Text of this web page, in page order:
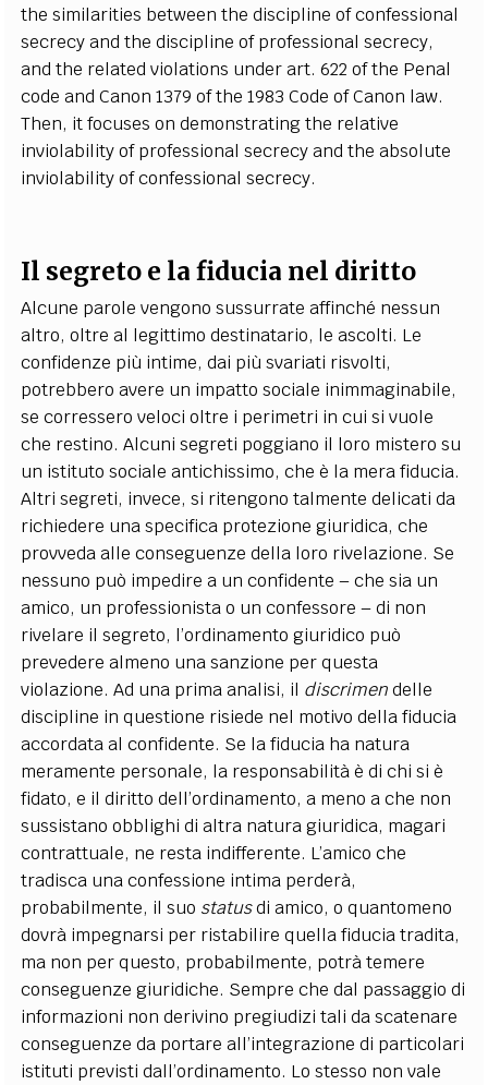
the similarities between the discipline of confessional
secrecy and the discipline of professional secrecy,
and the related violations under art. 622 of the Penal
code and Canon 1379 of the 1983 Code of Canon law.
Then, it focuses on demonstrating the relative
inviolability of professional secrecy and the absolute
inviolability of confessional secrecy.
Il segreto e la fiducia nel diritto
Alcune parole vengono sussurrate affinché nessun
altro, oltre al legittimo destinatario, le ascolti. Le
confidenze più intime, dai più svariati risvolti,
potrebbero avere un impatto sociale inimmaginabile,
se corressero veloci oltre i perimetri in cui si vuole
che restino. Alcuni segreti poggiano il loro mistero su
un istituto sociale antichissimo, che è la mera fiducia.
Altri segreti, invece, si ritengono talmente delicati da
richiedere una specifica protezione giuridica, che
provveda alle conseguenze della loro rivelazione. Se
nessuno può impedire a un confidente – che sia un
amico, un professionista o un confessore – di non
rivelare il segreto, l’ordinamento giuridico può
prevedere almeno una sanzione per questa
violazione. Ad una prima analisi, il discrimendelle
discipline in questione risiede nel motivo della fiducia
accordata al confidente. Se la fiducia ha natura
meramente personale, la responsabilità è di chi si è
fidato, e il diritto dell’ordinamento, a meno a che non
sussistano obblighi di altra natura giuridica, magari
contrattuale, ne resta indifferente. L’amico che
tradisca una confessione intima perderà,
probabilmente, il suo statusdi amico, o quantomeno
dovrà impegnarsi per ristabilire quella fiducia tradita,
ma non per questo, probabilmente, potrà temere
conseguenze giuridiche. Sempre che dal passaggio di
informazioni non derivino pregiudizi tali da scatenare
conseguenze da portare all’integrazione di particolari
istituti previsti dall’ordinamento. Lo stesso non vale